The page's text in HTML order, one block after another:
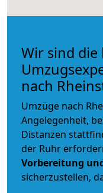
Wir sind die
nach
Umzüge nach
Angelegenheit,
Distanzen
der Ruhr
Vorbereitung
sicherzustellen,